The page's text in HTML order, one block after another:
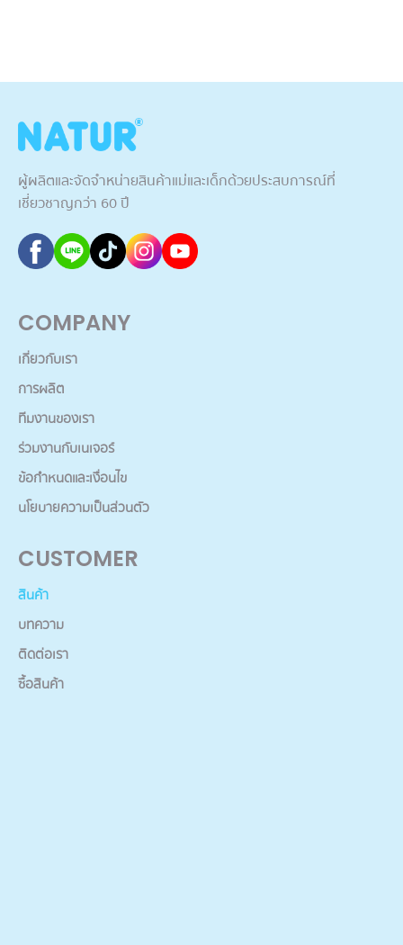
ผู้ผลิตและจัดจำหน่ายสินค้าแม่และเด็กด้วยประสบการณ์ที่
เชี่ยวชาญกว่า 60 ปี
COMPANY
เกี่ยวกับเรา
การผลิต
ทีมงานของเรา
ร่วมงานกับเนเจอร์
ข้อกำหนดและเงื่อนไข
นโยบายความเป็นส่วนตัว
CUSTOMER
สินค้า
บทความ
ติดต่อเรา
ซื้อสินค้า